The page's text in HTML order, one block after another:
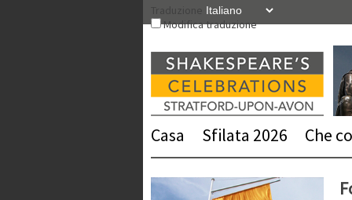
Modifica traduzione
Casa Sfilata 2026 Che